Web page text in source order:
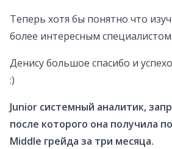
Теперь хотя бы понятно что
более интересным специалистом.
Денису большое спасибо и
:)
Junior системный аналитик,
после которого она получила
Middle грейда за три месяца.